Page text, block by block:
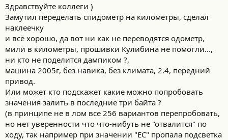
Здравствуйте коллеги )
Замутил переделать спидометр на километры, сделал
наклеечку
и всё хорошо, да вот ни как не переводятся одометр,
мили в километры, прошивки Кулибина не помогли...,
ни кто не поделится дампиком ?,
машина 2005г, без навика, без климата, 2.4, передний
привод.
Или может кто подскажет какие можно попробовать
значения залить в последние три байта ?
(в принципе не в лом все 256 вариантов перепробовать,
но нет уверенности что что-нибуть не "отвалится" по
ходу, так например при значении "EC" пропала подсветка